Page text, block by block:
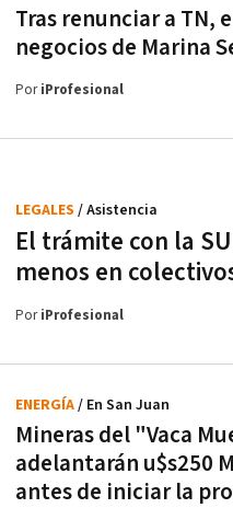
Tras renunciar a TN,
negocios de Marina
PoriProfesional
El trámite con la
menos en
LEGALES / Asistencia
PoriProfesional
Mineras del "Vaca
adelantarán u$s250
antes de iniciar la
ENERGÍA/ En San Juan